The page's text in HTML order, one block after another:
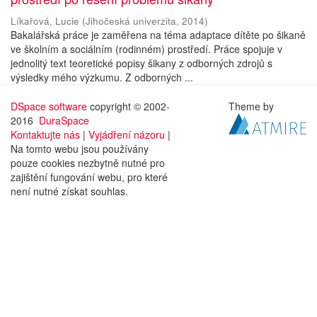
Líkařová, Lucie (Jihočeská univerzita, 2014)
Bakalářská práce je zaměřena na téma adaptace dítěte po šikaně
ve školním a sociálním (rodinném) prostředí. Práce spojuje v
jednolitý text teoretické popisy šikany z odborných zdrojů s
výsledky mého výzkumu. Z odborných ...
DSpace software copyright © 2002-
2016 DuraSpace
Kontaktujte nás | Vyjádření názoru |
Na tomto webu jsou používány
pouze cookies nezbytně nutné pro
zajištění fungování webu, pro které
není nutné získat souhlas.
Theme by